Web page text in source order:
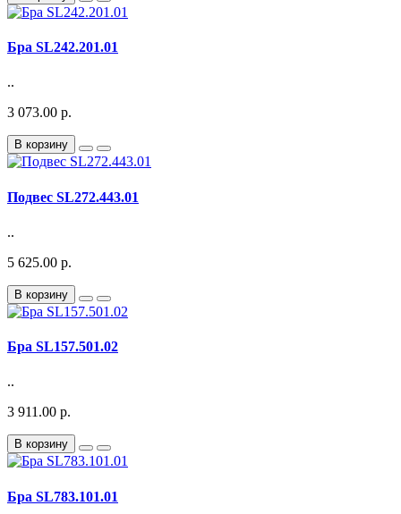
Бра SL242.201.01
..
3 073.00 р.
В корзину
Подвес SL272.443.01
..
5 625.00 р.
В корзину
Бра SL157.501.02
..
3 911.00 р.
В корзину
Бра SL783.101.01